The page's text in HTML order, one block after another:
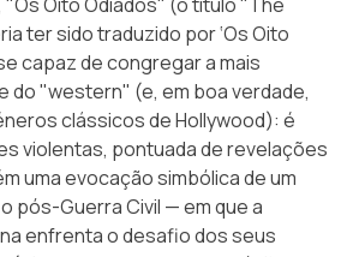
Oito Odiados" (o título "The
ter sido traduzido por ‘Os Oito
capaz de congregar a mais
do "western" (e, em boa verdade,
clássicos de Hollywood): é
violentas, pontuada de revelações
uma evocação simbólica de um
pós-Guerra Civil — em que a
enfrenta o desafio dos seus